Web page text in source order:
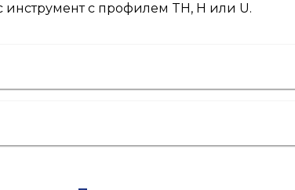
с профилем TH, H или U.